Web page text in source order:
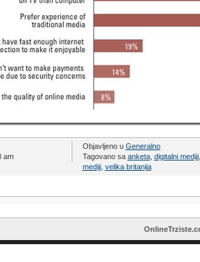
am
Objavljeno u Generalno
Tagovano sa anketa, digitalni mediji
mediji, velika britanija